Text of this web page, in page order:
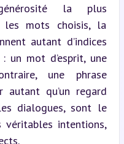
la plus
les mots choisis, la
autant d’indices
un mot d’esprit, une
une phrase
autant qu’un regard
dialogues, sont le
intentions,